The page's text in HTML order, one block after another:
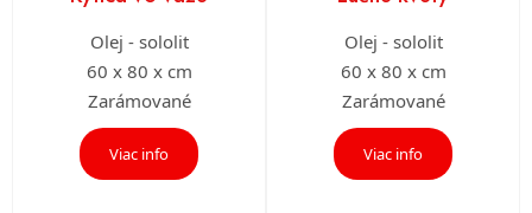
Olej - sololit
60 x 80 x cm
Zarámované
Viac info
Olej - sololit
60 x 80 x cm
Zarámované
Viac info